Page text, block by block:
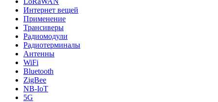
Интернет вещей
Применение
Трансиверы
Радиомодули
Радиотерминалы
Антенны
WiFi
Bluetooth
ZigBee
NB-IoT
5G